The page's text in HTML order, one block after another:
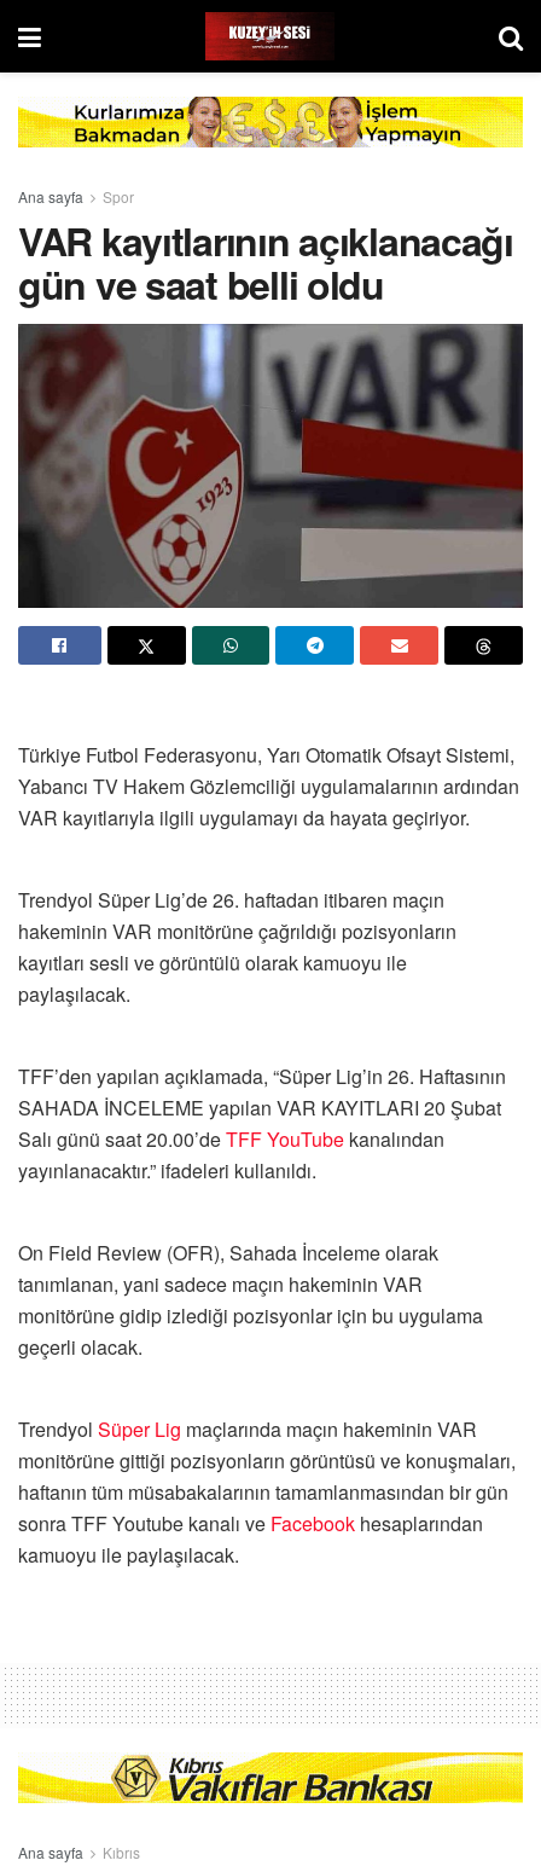
Ana sayfa Spor
VAR kayıtlarının açıklanacağı
gün ve saat belli oldu
Türkiye Futbol Federasyonu, Yarı Otomatik Ofsayt Sistemi,
Yabancı TV Hakem Gözlemciliği uygulamalarının ardından
VAR kayıtlarıyla ilgili uygulamayı da hayata geçiriyor.
Trendyol Süper Lig’de 26. haftadan itibaren maçın
hakeminin VAR monitörüne çağrıldığı pozisyonların
kayıtları sesli ve görüntülü olarak kamuoyu ile
paylaşılacak.
TFF’den yapılan açıklamada, “Süper Lig’in 26. Haftasının
SAHADA İNCELEME yapılan VAR KAYITLARI 20 Şubat
Salı günü saat 20.00’deTFFYouTube kanalından
yayınlanacaktır.” ifadeleri kullanıldı.
On Field Review (OFR), Sahada İnceleme olarak
tanımlanan, yani sadece maçın hakeminin VAR
monitörüne gidip izlediği pozisyonlar için bu uygulama
geçerli olacak.
Trendyol Süper Lig maçlarında maçın hakeminin VAR
monitörüne gittiği pozisyonların görüntüsü ve konuşmaları,
haftanın tüm müsabakalarının tamamlanmasından bir gün
sonra TFF Youtube kanalı ve Facebook hesaplarından
kamuoyu ile paylaşılacak.
Ana sayfa Kıbrıs